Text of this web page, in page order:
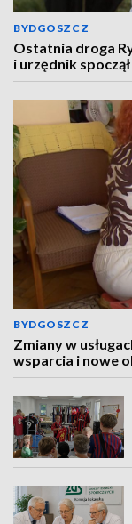
BYDGOSZCZ
Ostatnia droga
i urzędnik
BYDGOSZCZ
Zmiany w
wsparcia i nowe